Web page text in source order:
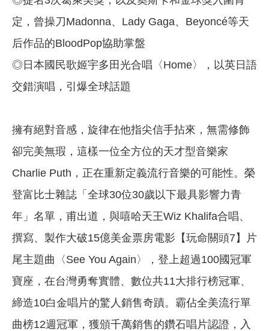
定，曾操刀Madonna、Lady Gaga、Beyoncé等天
后作品的BloodPop協助掌盤
◎日本國民歌姬宇多田光合唱〈Home〉，以英日語
交錯演唱，引爆全球話題
擁有絕對音感，旋律在他指尖信手拈來，無需修飾
卻完美無瑕，這樣一位全方位的天才型音樂家
Charlie Puth，正在重新定義流行音樂的可能性。榮
登富比士雜誌「全球30位30歲以下最具影響力青
年」名單，甫出道，與嘻哈天王Wiz Khalifa合唱、
撰寫、製作大破15億美金票房電影【玩命關頭7】片
尾主題曲〈See You Again〉，登上超過100國冠軍
寶座，在台灣勇奪實體、數位共11大排行榜冠軍、
締造10白金唱片的驚人銷售奇蹟。霸佔全美流行單
曲榜12週冠軍，獲頒千萬銷售的鑽石唱片認證，入